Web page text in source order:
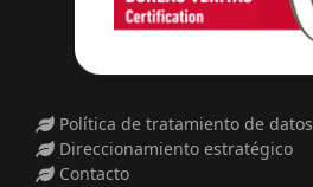
Política de tratamiento de datos
Direccionamiento estratégico
Contacto